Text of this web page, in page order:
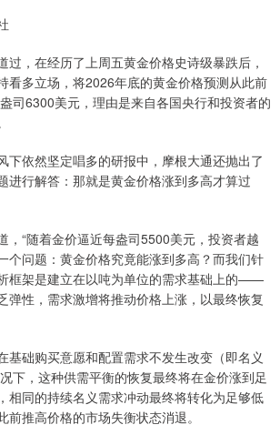
，在经历了上周五黄金价格史诗级暴跌后，
看多立场，将2026年底的黄金价格预测从此前
司6300美元，理由是来自各国央行和投资者的
依然坚定唱多的研报中，摩根大通还抛出了
进行解答：那就是黄金价格涨到多高才算过
“随着金价逼近每盎司5500美元，投资者越
个问题：黄金价格究竟能涨到多高？而我们针
框架是建立在以吨为单位的需求基础上的——
弹性，需求激增将推动价格上涨，以最终恢复
础购买意愿和配置需求不发生改变（即名义
下，这种供需平衡的恢复最终将在金价涨到足
同的持续名义需求冲动最终将转化为足够低
前推高价格的市场失衡状态消退。